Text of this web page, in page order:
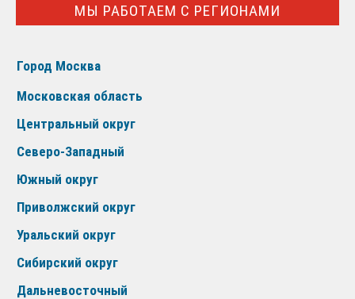
МЫ РАБОТАЕМ С РЕГИОНАМИ
Город Москва
Московская область
Центральный округ
Северо-Западный
Южный округ
Приволжский округ
Уральский округ
Сибирский округ
Дальневосточный